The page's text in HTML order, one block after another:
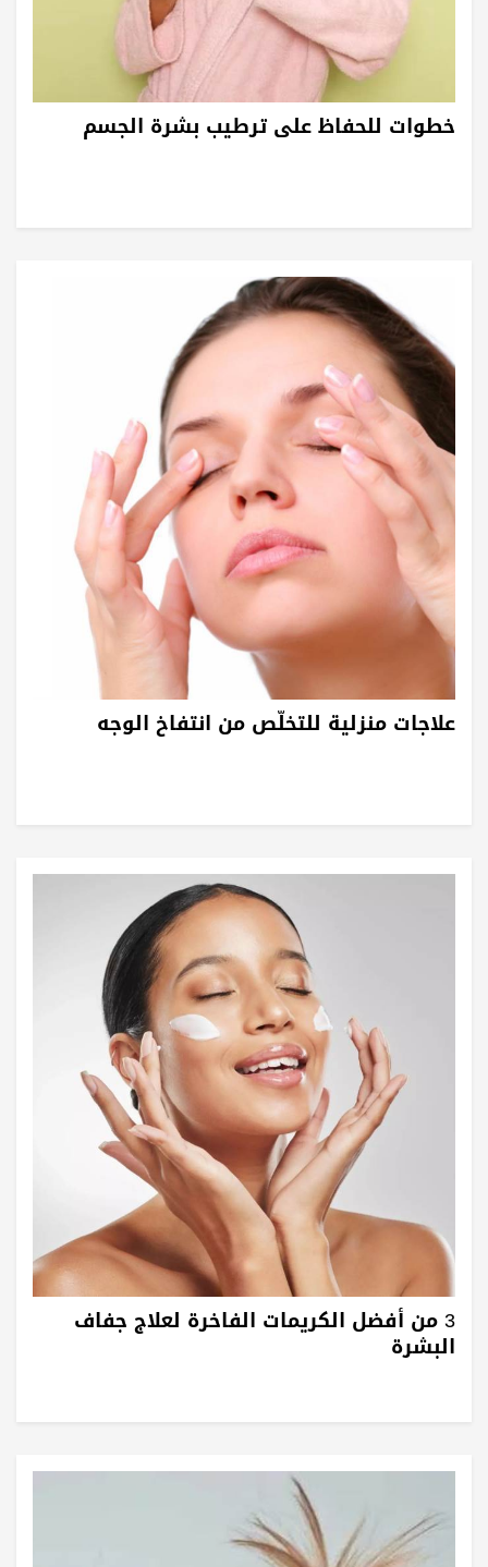
خطوات للحفاظ على ترطيب بشرة الجسم
علاجات منزلية للتخلّص من انتفاخ الوجه
3 من أفضل الكريمات الفاخرة لعلاج جفاف
البشرة